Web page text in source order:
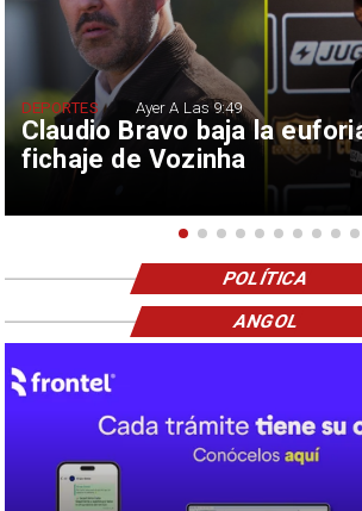
Claudio Bravo baja la
fichaje de Vozinha
DEPORTES Ayer A Las 9:49
POLÍTICA
ANGOL